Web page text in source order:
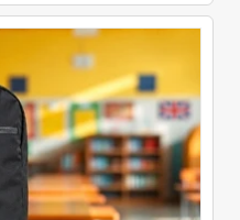
tygodniu i czy jest
się wakacje.